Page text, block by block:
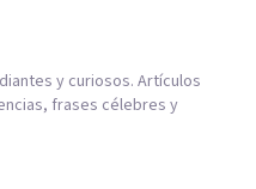
y curiosos. Artículos
frases célebres y